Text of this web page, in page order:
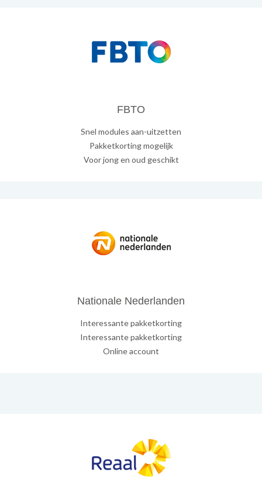
FBTO
Snel modules aan-uitzetten
Pakketkorting mogelijk
Voor jong en oud geschikt
Nationale Nederlanden
Interessante pakketkorting
Interessante pakketkorting
Online account